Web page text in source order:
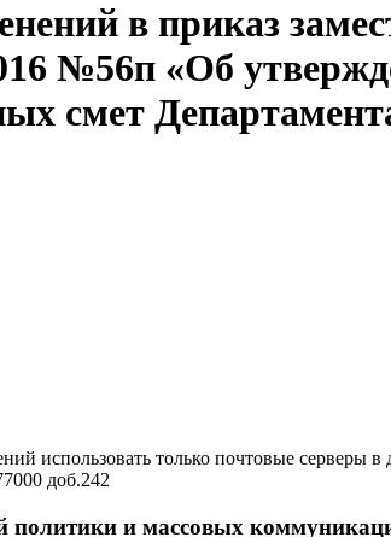
в приказ
№56п «Об
смет
использовать только почтовые серверы
доб.242
политики и массовых